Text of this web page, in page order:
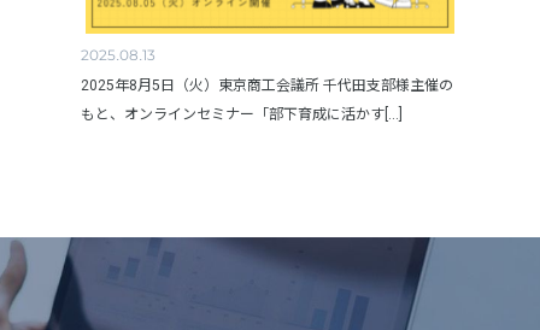
2025.08.13
2025年8月5日（火）東京商工会議所 千代田支部様主催の
もと、オンラインセミナー「部下育成に活かす[...]